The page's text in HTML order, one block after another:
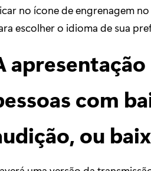
no ícone de engrenagem
escolher o idioma de sua
com
ou